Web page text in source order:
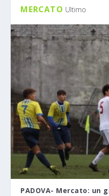
MERCATO Ultimo
PADOVA- Mercato: un